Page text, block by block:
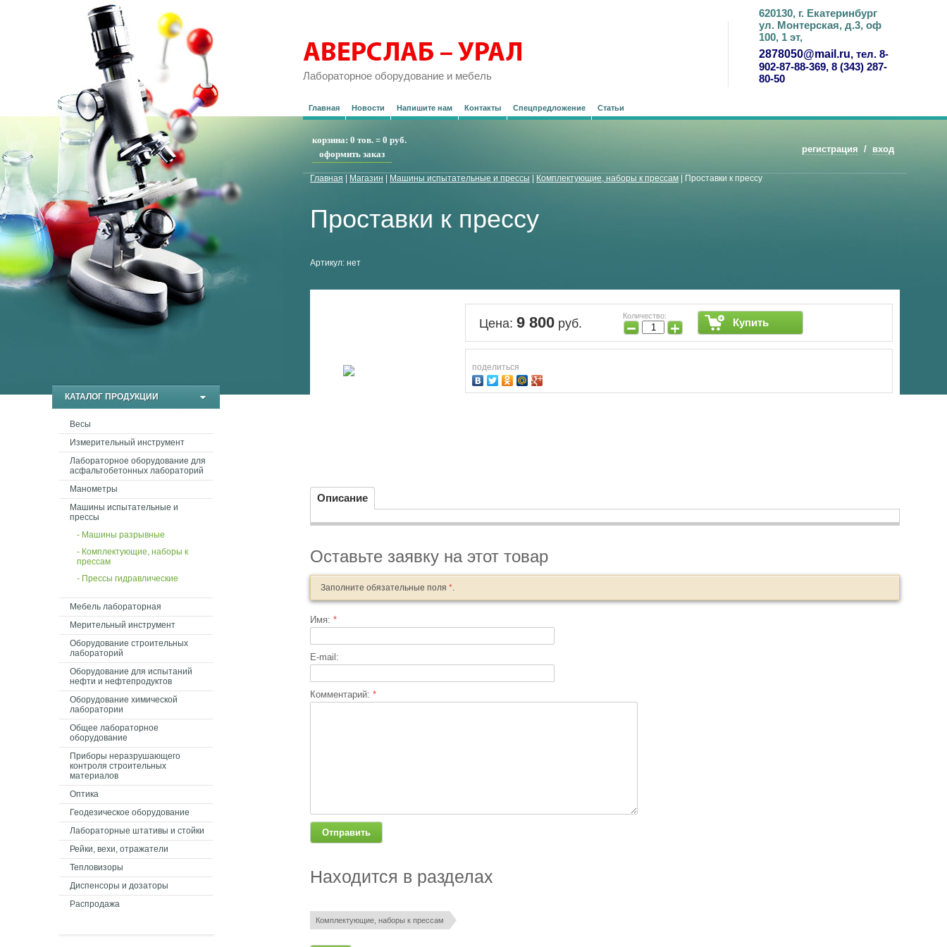
Лабораторное оборудование и мебель
620130, г. Екатеринбург
ул. Монтерская, д.3, оф
100, 1 эт,
2878050@mail.ru, тел. 8-
902-87-88-369, 8 (343) 287-
80-50
Главная Новости Напишите нам Контакты Спецпредложение Статьи
КАТАЛОГ ПРОДУКЦИИ
Весы
Измерительный инструмент
Лабораторное оборудование для
асфальтобетонных лабораторий
Манометры
Машины испытательные и
прессы
- Машины разрывные
- Комплектующие, наборы к
прессам
- Прессы гидравлические
Мебель лабораторная
Мерительный инструмент
Оборудование строительных
лабораторий
Оборудование для испытаний
нефти и нефтепродуктов
Оборудование химической
лаборатории
Общее лабораторное
оборудование
Приборы неразрушающего
контроля строительных
материалов
Оптика
Геодезическое оборудование
Лабораторные штативы и стойки
Рейки, вехи, отражатели
Тепловизоры
Диспенсоры и дозаторы
Распродажа
корзина:0 тов. =0 руб.
оформить заказ
регистрация / вход
Главная Магазин Машины испытательные и прессы Комплектующие, наборы к прессам Проставки к прессу
Проставки к прессу
Артикул: нет
Цена:9 800 руб.
Количество:
− + Купить
поделиться
Описание
Оставьте заявку на этот товар
Заполните обязательные поля*.
Имя:*
E-mail:
Комментарий:*
Находится в разделах
Комплектующие, наборы к прессам